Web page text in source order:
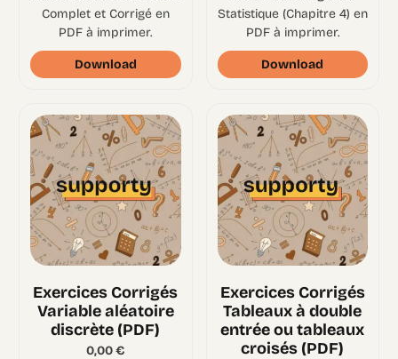
Complet et Corrigé en
PDF à imprimer.
Download
Statistique (Chapitre 4) en
PDF à imprimer.
Download
Exercices Corrigés
Variable aléatoire
discrète (PDF)
0,00€
Exercices Corrigés
Tableaux à double
entrée ou tableaux
croisés (PDF)